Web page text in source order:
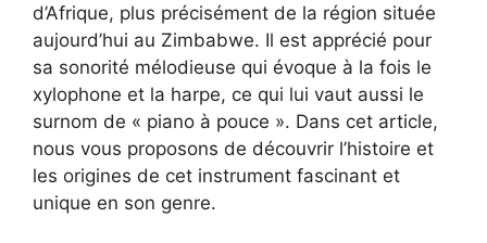
d’Afrique, plus précisément de la région située
aujourd’hui au Zimbabwe. Il est apprécié pour
sa sonorité mélodieuse qui évoque à la fois le
xylophone et la harpe, ce qui lui vaut aussi le
surnom de « piano à pouce ». Dans cet article,
nous vous proposons de découvrir l’histoire et
les origines de cet instrument fascinant et
unique en son genre.